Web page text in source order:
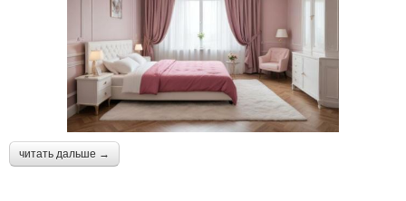
читать дальше →